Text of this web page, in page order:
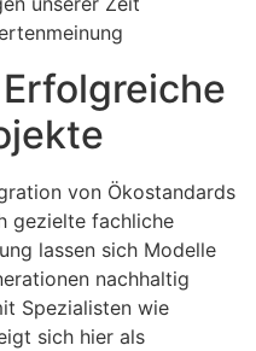
von Ökostandards
gezielte fachliche
lassen sich Modelle
nachhaltig
Spezialisten wie
sich hier als